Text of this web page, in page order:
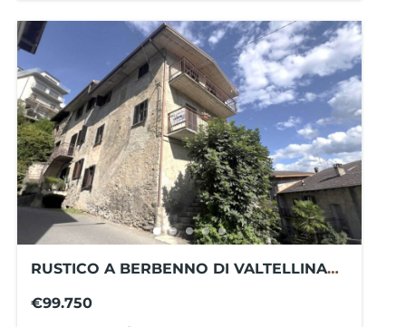
RUSTICO A BERBENNO DI VALTELLINA
€99.750